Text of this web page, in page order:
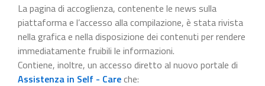
La pagina di accoglienza, contenente le news sulla
piattaforma e l’accesso alla compilazione, è stata rivista
nella grafica e nella disposizione dei contenuti per rendere
immediatamente fruibili le informazioni.
Contiene, inoltre, un accesso diretto al nuovo portale di
Assistenza in Self - Careche: